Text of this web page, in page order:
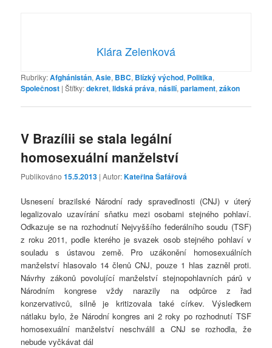
Klára Zelenková
Rubriky:Afghánistán,Asie, BBC, Blízký východ, Politika,
Společnost |Štítky:dekret,lidská práva,násilí,parlament,zákon
V Brazílii se stala legální
homosexuální manželství
Publikováno15.5.2013 | Autor:Kateřina Šafářová
Usnesení brazilské Národní rady spravedlnosti (CNJ) v úterý
legalizovalo uzavírání sňatku mezi osobami stejného pohlaví.
Odkazuje se na rozhodnutí Nejvyššího federálního soudu (TSF)
z roku 2011, podle kterého je svazek osob stejného pohlaví v
souladu s ústavou země. Pro uzákonění homosexuálních
manželství hlasovalo 14 členů CNJ, pouze 1 hlas zazněl proti.
Návrhy zákonů povolující manželství stejnopohlavních párů v
Národním kongrese vždy narazily na odpůrce z řad
konzervativců, silně je kritizovala také církev. Výsledkem
nátlaku bylo, že Národní kongres ani 2 roky po rozhodnutí TSF
homosexuální manželství neschválil a CNJ se rozhodla, že
nebude vyčkávat dál